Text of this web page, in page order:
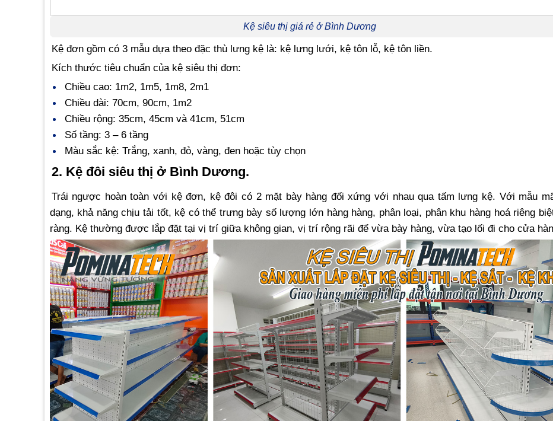
Kệ siêu thị giá rẻ ở Bình Dương
Kệ đơn gồm có 3 mẫu dựa theo đặc thù lưng kệ là: kệ lưng lưới, kệ tôn lỗ, kệ tôn liền.
Kích thước tiêu chuẩn của kệ siêu thị đơn:
Chiều cao: 1m2, 1m5, 1m8, 2m1
Chiều dài: 70cm, 90cm, 1m2
Chiều rộng: 35cm, 45cm và 41cm, 51cm
Số tầng: 3 – 6 tầng
Màu sắc kệ: Trắng, xanh, đỏ, vàng, đen hoặc tùy chọn
2. Kệ đôi siêu thị ở Bình Dương.
Trái ngược hoàn toàn với kệ đơn, kệ đôi có 2 mặt bày hàng đối xứng với nhau qua tấm lưng kệ. Với mẫu
dạng, khả năng chịu tải tốt, kệ có thể trưng bày số lượng lớn hàng hàng, phân loại, phân khu hàng hoá riêng
ràng. Kệ thường được lắp đặt tại vị trí giữa không gian, vị trí rộng rãi để vừa bày hàng, vừa tạo lối đi cho cửa